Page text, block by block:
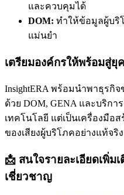
และควบคุมได้
DOM: ทำให้ข้อมูลผู้บริ
แม่นยำ
เตรียมองค์กรให้พร้อมสู่ยุ
InsightERA พร้อมนำพาธุรกิ
ด้วย DOM, GENA และบริกา
เทคโนโลยี แต่เป็นเครื่องมือ
ของเสียงผู้บริโภคอย่างแท้จริง
📩 สนใจรายละเอียดเพิ่
เชี่ยวชาญ